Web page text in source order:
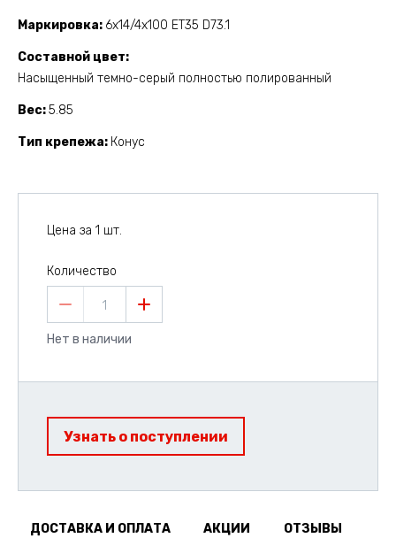
Маркировка 6x14/4x100 ET35 D73.1
Составной цвет
Насыщенный темно-серый полностью полированный
Вес 5.85
Тип крепежа Конус
Цена за 1 шт.
Количество
1
Нет в наличии
Узнать о поступлении
ДОСТАВКА И ОПЛАТА АКЦИИ ОТЗЫВЫ